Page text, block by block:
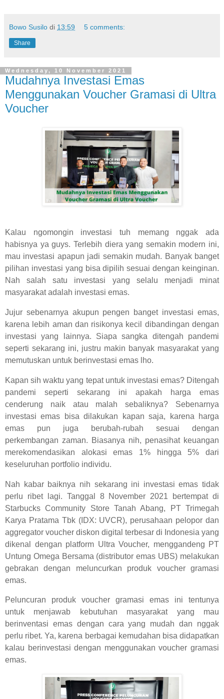
Bowo Susilo di 13:59 5 comments:
Share
Wednesday, 10 November 2021
Mudahnya Investasi Emas
Menggunakan Voucher Gramasi di Ultra
Voucher
Kalau ngomongin investasi tuh memang nggak ada
habisnya ya guys. Terlebih diera yang semakin modern ini,
mau investasi apapun jadi semakin mudah. Banyak banget
pilihan investasi yang bisa dipilih sesuai dengan keinginan.
Nah salah satu investasi yang selalu menjadi minat
masyarakat adalah investasi emas.
Jujur sebenarnya akupun pengen banget investasi emas,
karena lebih aman dan risikonya kecil dibandingan dengan
investasi yang lainnya. Siapa sangka ditengah pandemi
seperti sekarang ini, justru makin banyak masyarakat yang
memutuskan untuk berinvestasi emas lho.
Kapan sih waktu yang tepat untuk investasi emas? Ditengah
pandemi seperti sekarang ini apakah harga emas
cenderung naik atau malah sebaliknya? Sebenarnya
investasi emas bisa dilakukan kapan saja, karena harga
emas pun juga berubah-rubah sesuai dengan
perkembangan zaman. Biasanya nih, penasihat keuangan
merekomendasikan alokasi emas 1% hingga 5% dari
keseluruhan portfolio individu.
Nah kabar baiknya nih sekarang ini investasi emas tidak
perlu ribet lagi. Tanggal 8 November 2021 bertempat di
Starbucks Community Store Tanah Abang, PT Trimegah
Karya Pratama Tbk (IDX: UVCR), perusahaan pelopor dan
aggregator voucher diskon digital terbesar di Indonesia yang
dikenal dengan platform Ultra Voucher, menggandeng PT
Untung Omega Bersama (distributor emas UBS) melakukan
gebrakan dengan meluncurkan produk voucher gramasi
emas.
Peluncuran produk voucher gramasi emas ini tentunya
untuk menjawab kebutuhan masyarakat yang mau
berinventasi emas dengan cara yang mudah dan nggak
perlu ribet. Ya, karena berbagai kemudahan bisa didapatkan
kalau berinvestasi dengan menggunakan voucher gramasi
emas.